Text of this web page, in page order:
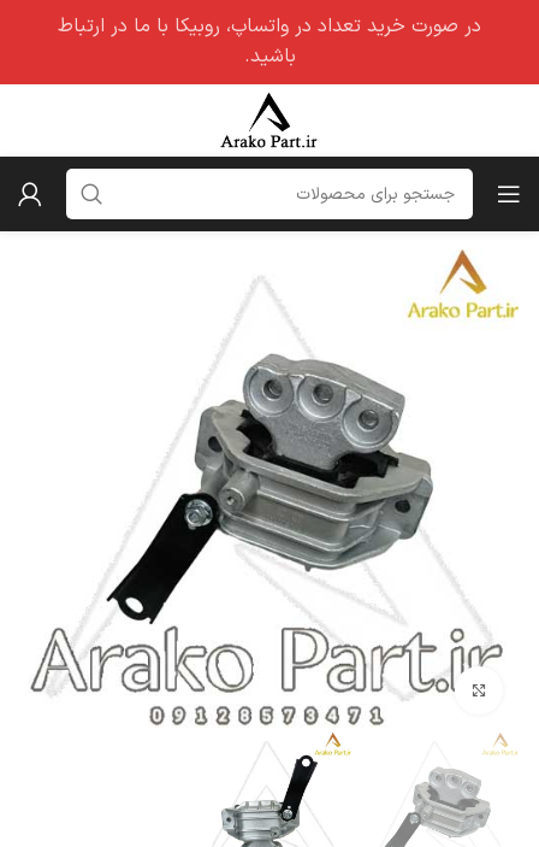
برای بزرگنمایی کلیک کنید
در صورت خرید تعداد در واتساپ، روبیکا با ما در ارتباط
باشید.